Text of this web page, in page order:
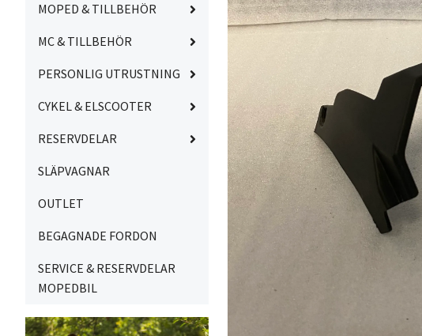
MOPED & TILLBEHÖR
MC & TILLBEHÖR
PERSONLIG UTRUSTNING
CYKEL & ELSCOOTER
RESERVDELAR
SLÄPVAGNAR
OUTLET
BEGAGNADE FORDON
SERVICE & RESERVDELAR
MOPEDBIL